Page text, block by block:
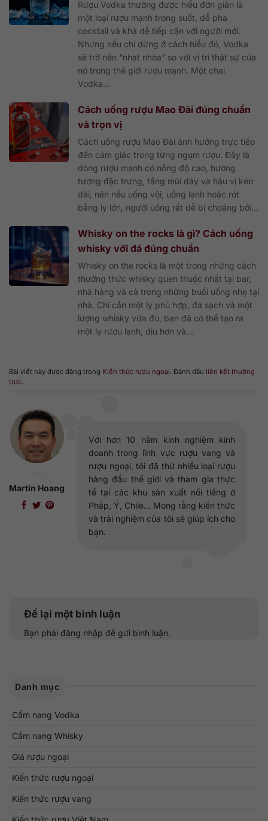
Rượu Vodka thường được hiểu đơn giản là
một loại rượu mạnh trong suốt, dễ pha
cocktail và khá dễ tiếp cận với người mới.
Nhưng nếu chỉ dừng ở cách hiểu đó, Vodka
sẽ trở nên “nhạt nhòa” so với vị trí thật sự của
nó trong thế giới rượu mạnh. Một chai
Vodka...
Cách uống rượu Mao Đài đúng chuẩn
và trọn vị
Cách uống rượu Mao Đài ảnh hưởng trực tiếp
đến cảm giác trong từng ngụm rượu. Đây là
dòng rượu mạnh có nồng độ cao, hương
tương đặc trưng, tầng mùi dày và hậu vị kéo
dài, nên nếu uống vội, uống lạnh hoặc rót
bằng ly lớn, người uống rất dễ bị choáng bởi...
Whisky on the rocks là gì? Cách uống
whisky với đá đúng chuẩn
Whisky on the rocks là một trong những cách
thưởng thức whisky quen thuộc nhất tại bar,
nhà hàng và cả trong những buổi uống nhẹ tại
nhà. Chỉ cần một ly phù hợp, đá sạch và một
lượng whisky vừa đủ, bạn đã có thể tạo ra
một ly rượu lạnh, dịu hơn và...
Bài viết này được đăng trong Kiến thức rượu ngoại. Đánh dấu liên kết thường
trực.
Martin Hoang
Với hơn 10 năm kinh nghiệm kinh
doanh trong lĩnh vực rượu vang và
rượu ngoại, tôi đã thử nhiều loại rượu
hàng đầu thế giới và tham gia thực
tế tại các khu sản xuất nổi tiếng ở
Pháp, Ý, Chile... Mong rằng kiến thức
và trải nghiệm của tôi sẽ giúp ích cho
bạn.
Để lại một bình luận
Bạn phải đăng nhập để gửi bình luận.
Danh mục
Cẩm nang Vodka
Cẩm nang Whisky
Giá rượu ngoại
Kiến thức rượu ngoại
Kiến thức rượu vang